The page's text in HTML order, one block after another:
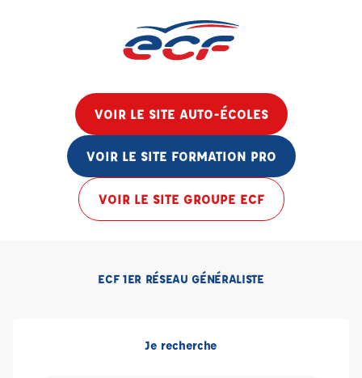
VOIR LE SITE AUTO-ÉCOLES
VOIR LE SITE FORMATION PRO
VOIR LE SITE GROUPE ECF
ECF 1ER RÉSEAU GÉNÉRALISTE
Je recherche